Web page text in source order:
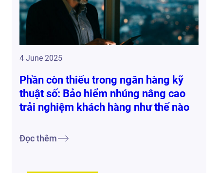
4 June 2025
Phần còn thiếu trong ngân hàng kỹ
thuật số: Bảo hiểm nhúng nâng cao
trải nghiệm khách hàng như thế nào
Đọc thêm